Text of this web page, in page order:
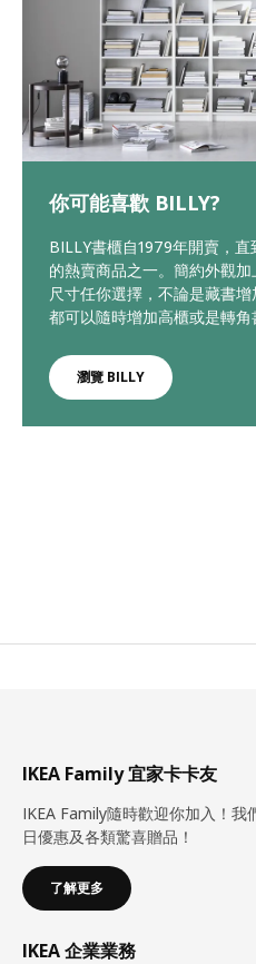
你可能喜歡 BILLY?
BILLY書櫃自1979年開賣，
的熱賣商品之一。簡約外觀
尺寸任你選擇，不論是藏書
都可以隨時增加高櫃或是轉
瀏覽 BILLY
IKEA Family 宜家卡卡友
IKEA Family隨時歡迎你加入！
日優惠及各類驚喜贈品！
了解更多
IKEA 企業業務